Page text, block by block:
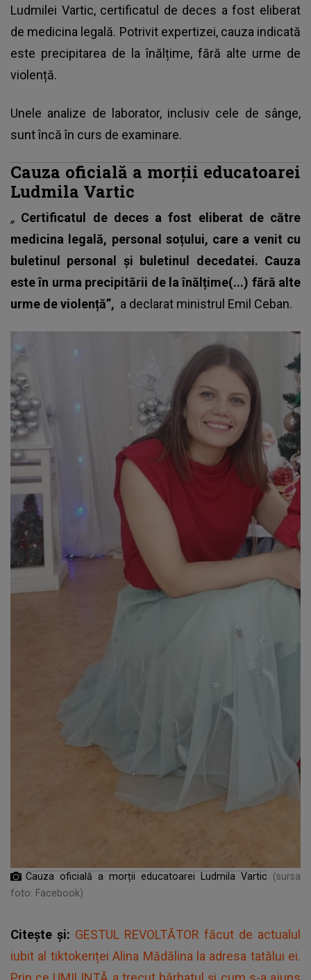
Ludmilei Vartic, certificatul de deces a fost eliberat
de medicina legală. Potrivit expertizei, cauza indicată
este precipitarea de la înălțime, fără alte urme de
violență.
Unele analize de laborator, inclusiv cele de sânge,
sunt încă în curs de examinare.
Cauza oficială a morții educatoarei
Ludmila Vartic
„ Certificatul de deces a fost eliberat de către
medicina legală, personal soțului, care a venit cu
buletinul personal și buletinul decedatei. Cauza
este în urma precipitării de la înălțime(...) fără alte
urme de violență”, a declarat ministrul Emil Ceban.
Cauza oficială a morții educatoarei Ludmila Vartic
(sursa
foto: Facebook)
Citește și: GESTUL REVOLTĂTOR făcut de actualul
iubit al tiktokeriței Alina Mădălina la adresa tatălui ei.